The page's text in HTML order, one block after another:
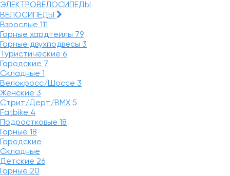
ЭЛЕКТРОВЕЛОСИПЕДЫ
ВЕЛОСИПЕДЫ
Взрослые 111
Горные хардтейлы 79
Горные двухподвесы 3
Туристические 6
Городские 7
Складные 1
Велокросс/Шоссе 3
Женские 3
Стрит/Дерт/BMX 5
Fatbike 4
Подростковые 18
Горные 18
Городские
Складные
Детские 26
Горные 20